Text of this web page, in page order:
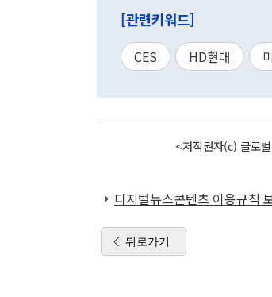
[관련키워드]
CES HD현대
<저작권자(c) 글로
디지털뉴스콘텐츠 이용규칙
뒤로가기